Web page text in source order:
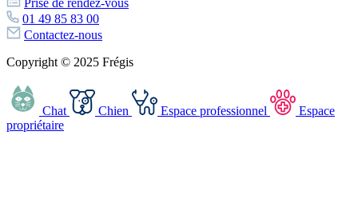
Prise de rendez-vous
01 49 85 83 00
Contactez-nous
Copyright © 2025 Frégis
Chat Chien Espace professionnel
Espace
propriétaire